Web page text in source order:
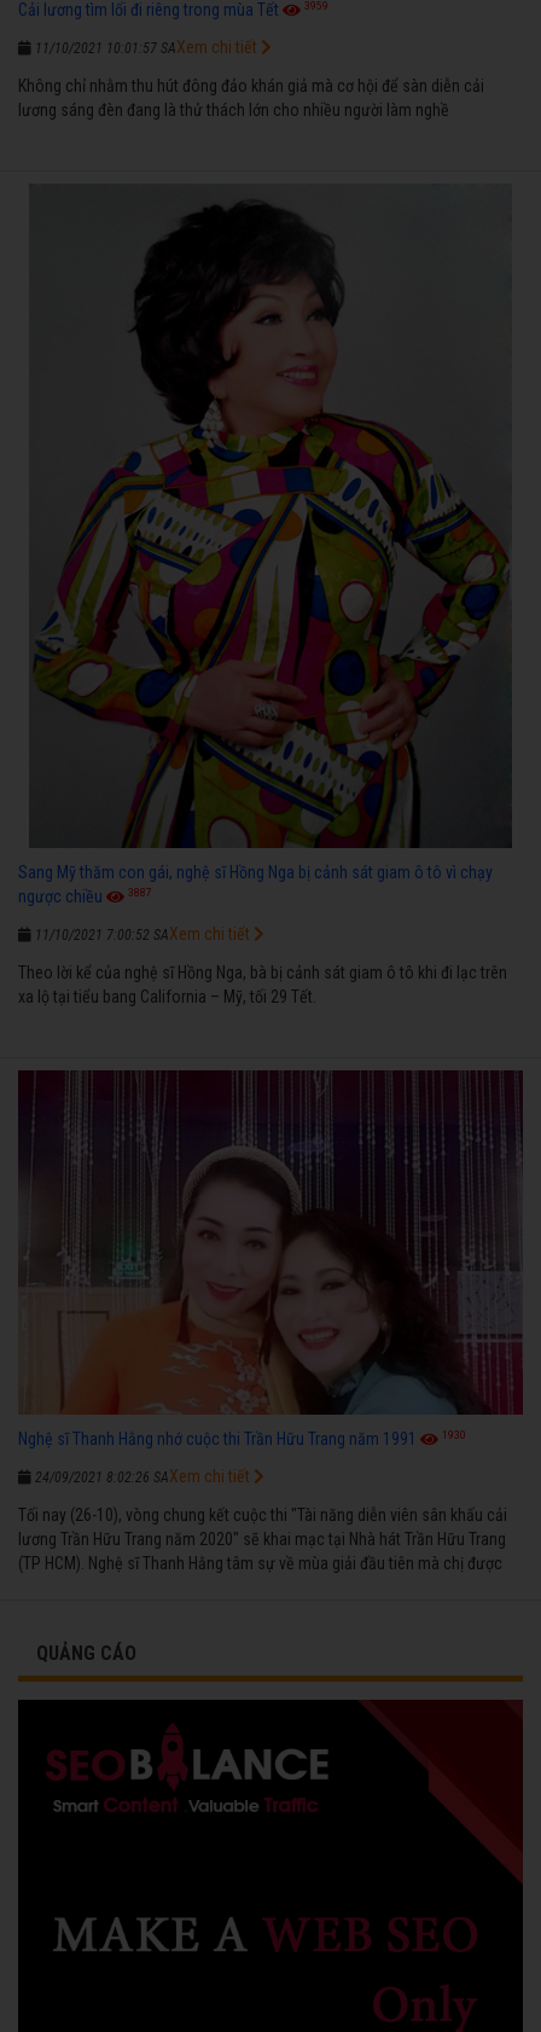
Cải lương tìm lối đi riêng trong mùa Tết 3959
11/10/2021 10:01:57 SA
Không chỉ nhằm thu hút đông đảo khán giả mà cơ hội để sàn diễn cải
lương sáng đèn đang là thử thách lớn cho nhiều người làm nghề
Xem chi tiết
Sang Mỹ thăm con gái, nghệ sĩ Hồng Nga bị cảnh sát giam ô tô vì chạy
ngược chiều
3887
11/10/2021 7:00:52 SA
Theo lời kể của nghệ sĩ Hồng Nga, bà bị cảnh sát giam ô tô khi đi lạc trên
xa lộ tại tiểu bang California – Mỹ, tối 29 Tết.
Xem chi tiết
Nghệ sĩ Thanh Hằng nhớ cuộc thi Trần Hữu Trang năm 1991 1930
24/09/2021 8:02:26 SA
Tối nay (26-10), vòng chung kết cuộc thi "Tài năng diễn viên sân khấu cải
lương Trần Hữu Trang năm 2020" sẽ khai mạc tại Nhà hát Trần Hữu Trang
(TP HCM). Nghệ sĩ Thanh Hằng tâm sự về mùa giải đầu tiên mà chị được
Xem chi tiết
QUẢNG CÁO